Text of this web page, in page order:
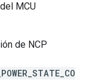
MCU
de NCP